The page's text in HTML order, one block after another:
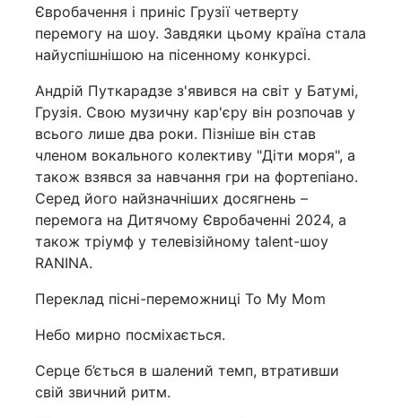
Євробачення і приніс Грузії четверту
перемогу на шоу. Завдяки цьому країна стала
найуспішнішою на пісенному конкурсі.
Андрій Путкарадзе з'явився на світ у Батумі,
Грузія. Свою музичну кар'єру він розпочав у
всього лише два роки. Пізніше він став
членом вокального колективу "Діти моря", а
також взявся за навчання гри на фортепіано.
Серед його найзначніших досягнень –
перемога на Дитячому Євробаченні 2024, а
також тріумф у телевізійному talent-шоу
RANINA.
Переклад пісні-переможниці To My Mom
Небо мирно посміхається.
Серце б’ється в шалений темп, втративши
свій звичний ритм.